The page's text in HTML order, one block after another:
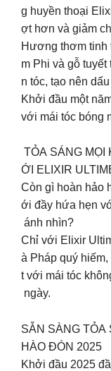
g huyền thoại
ợt hơn và giảm
Hương thơm tinh
m Phi và gỗ
n tóc, tạo nên
Khởi đầu một
với mái tóc bóng
TỎA SÁNG
ỚI ELIXIR
Còn gì hoàn hảo
ới đầy hứa hẹn
ánh nhìn?
Chỉ với Elixir
à Pháp quý
t với mái tóc
ngày.
SẴN SÀNG TỎA
HÀO ĐÓN 2025
Khởi đầu 2025